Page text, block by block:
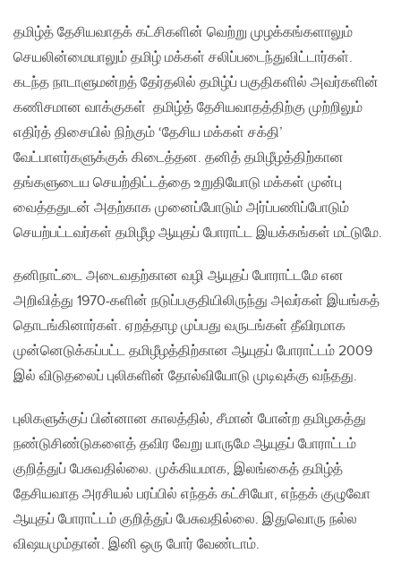
தமிழ்த் தேசியவாதக் கட்சிகளின் வெற்று முழக்கங்களாலும்
செயலின்மையாலும் தமிழ் மக்கள் சலிப்படைந்துவிட்டார்கள்.
கடந்த நாடாளுமன்றத் தேர்தலில் தமிழ்ப் பகுதிகளில் அவர்களின்
கணிசமான வாக்குகள் தமிழ்த் தேசியவாதத்திற்கு முற்றிலும்
எதிர்த் திசையில் நிற்கும் ‘தேசிய மக்கள் சக்தி’
வேட்பாளர்களுக்குக் கிடைத்தன. தனித் தமிழீழத்திற்கான
தங்களுடைய செயற்திட்டத்தை உறுதியோடு மக்கள் முன்பு
வைத்ததுடன் அதற்காக முனைப்போடும் அர்ப்பணிப்போடும்
செயற்பட்டவர்கள் தமிழீழ ஆயுதப் போராட்ட இயக்கங்கள் மட்டுமே.
தனிநாட்டை அடைவதற்கான வழி ஆயுதப் போராட்டமே என
அறிவித்து 1970-களின் நடுப்பகுதியிலிருந்து அவர்கள் இயங்கத்
தொடங்கினார்கள். ஏறத்தாழ முப்பது வருடங்கள் தீவிரமாக
முன்னெடுக்கப்பட்ட தமிழீழத்திற்கான ஆயுதப் போராட்டம் 2009
இல் விடுதலைப் புலிகளின் தோல்வியோடு முடிவுக்கு வந்தது.
புலிகளுக்குப் பின்னான காலத்தில், சீமான் போன்ற தமிழகத்து
நண்டுசிண்டுகளைத் தவிர வேறு யாருமே ஆயுதப் போராட்டம்
குறித்துப் பேசுவதில்லை. முக்கியமாக, இலங்கைத் தமிழ்த்
தேசியவாத அரசியல் பரப்பில் எந்தக் கட்சியோ, எந்தக் குழுவோ
ஆயுதப் போராட்டம் குறித்துப் பேசுவதில்லை. இதுவொரு நல்ல
விஷயமும்தான். இனி ஒரு போர் வேண்டாம்.